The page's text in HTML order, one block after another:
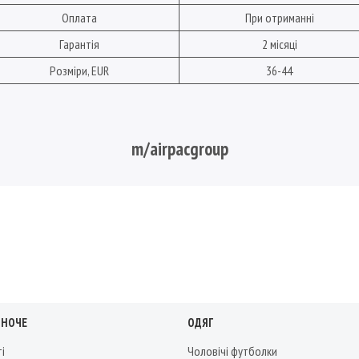
Оплата
При отриманні
Гарантія
2 місяці
Розміри, EUR
36-44
m/airpacgroup
ОДЯГ
Чоловічі футболки